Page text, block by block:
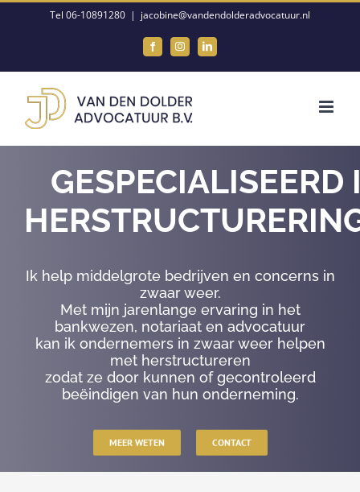
Tel 06-10891280 | jacobine@vandendolderadvocatuur.nl
FacebookInstagramLinkedIn
GESPECIALISEERD
Ik help middelgrote bedrijven en concerns in
zwaar weer.
Met mijn jarenlange ervaring in het
bankwezen, notariaat en advocatuur
kan ik ondernemers in zwaar weer helpen
met herstructureren
zodat ze door kunnen of gecontroleerd
beëindigen van hun onderneming.
MEER WETEN CONTACT